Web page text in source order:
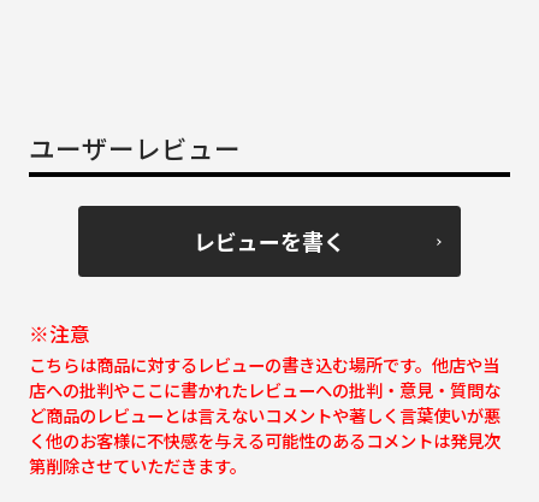
ユーザーレビュー
レビューを書く
※注意
こちらは商品に対するレビューの書き込む場所です。他店や当
店への批判やここに書かれたレビューへの批判・意見・質問な
ど商品のレビューとは言えないコメントや著しく言葉使いが悪
く他のお客様に不快感を与える可能性のあるコメントは発見次
第削除させていただきます。